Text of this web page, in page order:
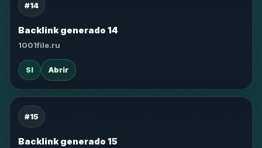
#14
Backlink generado 14
1001file.ru
SI Abrir
#15
Backlink generado 15